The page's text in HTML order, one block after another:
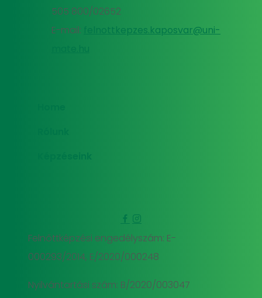
505 800/02652
E-mail:
felnottkepzes.kaposvar@uni-
Felnőttképzési engedélyszám: E-
000293/2014, E/2020/000248
Nyilvántartási szám: B/2020/003047